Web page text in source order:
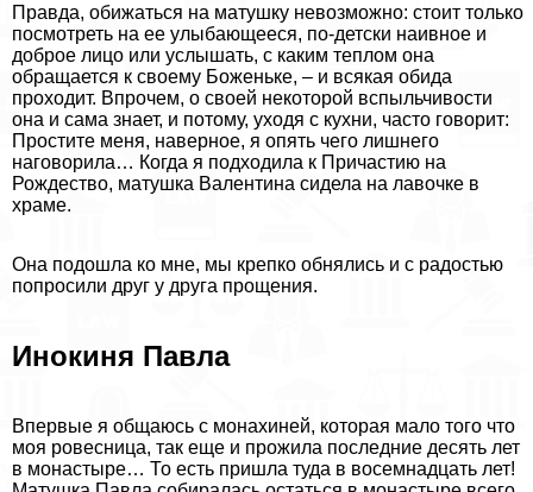
Правда, обижаться на матушку невозможно: стоит только
посмотреть на ее улыбающееся, по-детски наивное и
доброе лицо или услышать, с каким теплом она
обращается к своему Боженьке, – и всякая обида
проходит. Впрочем, о своей некоторой вспыльчивости
она и сама знает, и потому, уходя с кухни, часто говорит:
Простите меня, наверное, я опять чего лишнего
наговорила… Когда я подходила к Причастию на
Рождество, матушка Валентина сидела на лавочке в
храме.
Она подошла ко мне, мы крепко обнялись и с радостью
попросили друг у друга прощения.
Инокиня Павла
Впервые я общаюсь с монахиней, которая мало того что
моя ровесница, так еще и прожила последние десять лет
в монастыре… То есть пришла туда в восемнадцать лет!